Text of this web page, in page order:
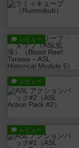
レビュー
レビュー
レビュー